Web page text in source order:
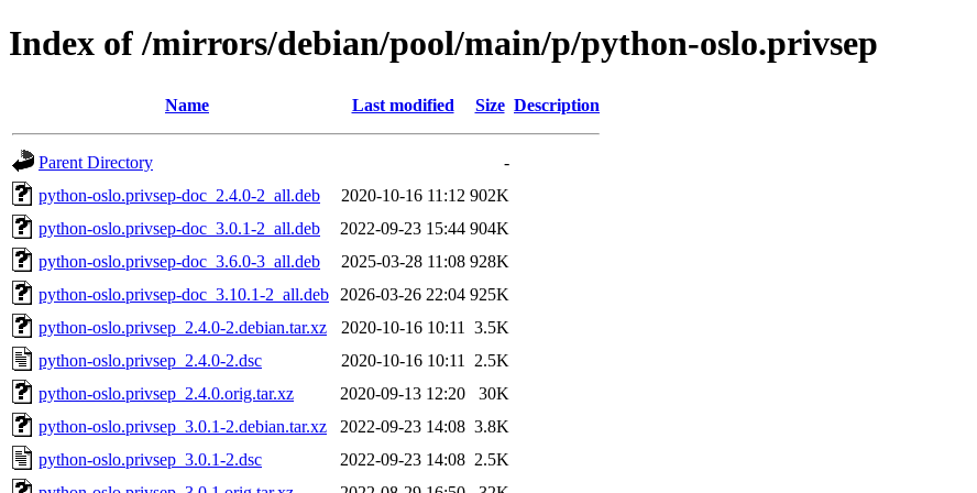
Index of /mirrors/debian/pool/main/p/python-oslo.privsep
Name Last modified Size Description
Parent Directory
-
python-oslo.privsep-doc_2.4.0-2_all.deb
2020-10-16 11:12 902K
python-oslo.privsep-doc_3.0.1-2_all.deb
2022-09-23 15:44 904K
python-oslo.privsep-doc_3.6.0-3_all.deb
2025-03-28 11:08 928K
python-oslo.privsep-doc_3.10.1-2_all.deb
2026-03-26 22:04 925K
python-oslo.privsep_2.4.0-2.debian.tar.xz
2020-10-16 10:11
3.5K
python-oslo.privsep_2.4.0-2.dsc
2020-10-16 10:11
2.5K
python-oslo.privsep_2.4.0.orig.tar.xz
2020-09-13 12:20
30K
python-oslo.privsep_3.0.1-2.debian.tar.xz
2022-09-23 14:08 3.8K
python-oslo.privsep_3.0.1-2.dsc
2022-09-23 14:08 2.5K